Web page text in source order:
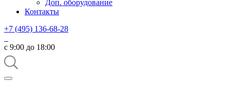
Доп. оборудование
Контакты
+7 (495) 136-68-28
с 9:00 до 18:00